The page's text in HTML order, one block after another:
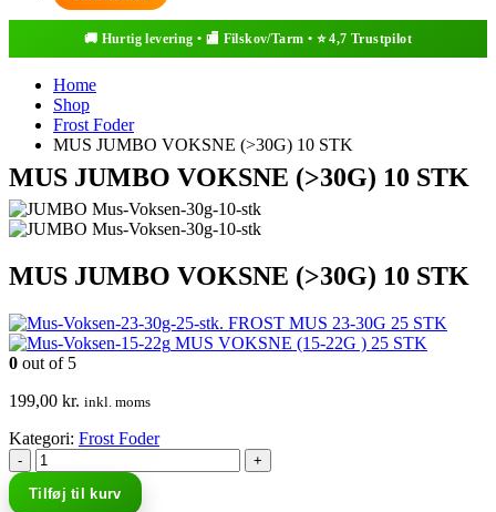
Home
Shop
Frost Foder
MUS JUMBO VOKSNE (>30G) 10 STK
MUS JUMBO VOKSNE (>30G) 10 STK
MUS JUMBO VOKSNE (>30G) 10 STK
FROST MUS 23-30G 25 STK
MUS VOKSNE (15-22G ) 25 STK
0 out of 5
199,00 kr. inkl. moms
Kategori: Frost Foder
-
+
Tilføj til kurv